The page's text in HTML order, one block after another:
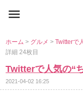
ホーム> グルメ>Twitterで
詳細 24枚目
Twitterで人気の“
2021-04-02 16:25